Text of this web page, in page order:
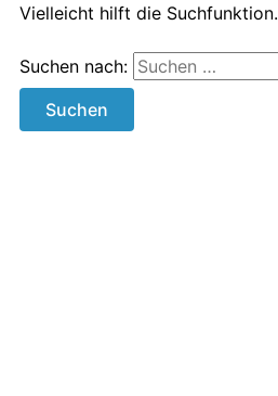
Vielleicht hilft die Suchfunktion.
Suchen nach: